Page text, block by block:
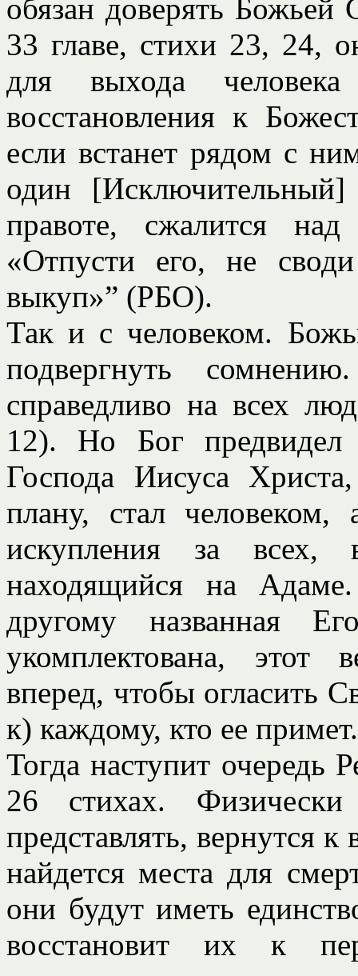
обязан доверять
33 главе, стихи 23, 24,
для выхода
восстановления к
если встанет рядом с
один
правоте, сжалится
«Отпусти его, не
выкуп»” (РБО).
Так и с человеком.
подвергнуть
справедливо на всех
12). Но Бог предвидел
Господа Иисуса
плану, стал
искупления за всех,
находящийся на
другому названная
укомплектована, этот
вперед, чтобы огласить
к) каждому, кто ее примет.
Тогда наступит очередь
26 стихах.
представлять, вернутся
найдется места для
они будут иметь
восстановит их к